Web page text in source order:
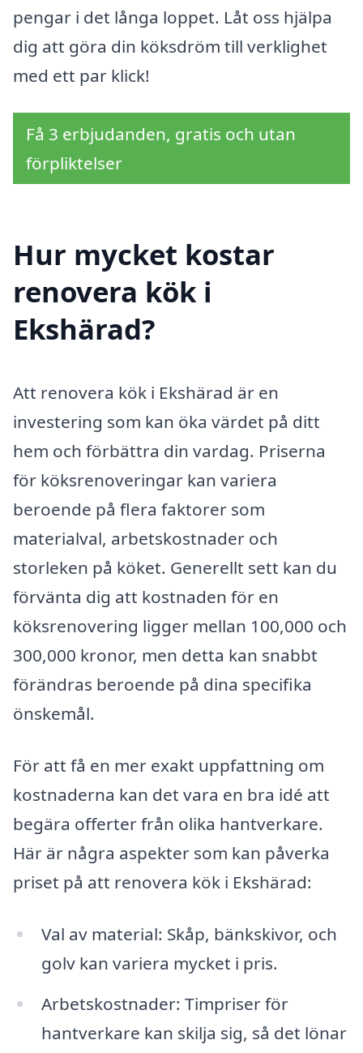
pengar i det långa loppet. Låt oss hjälpa
dig att göra din köksdröm till verklighet
med ett par klick!
Få 3 erbjudanden, gratis och utan
förpliktelser
Hur mycket kostar
renovera kök i
Ekshärad?
Att renovera kök i Ekshärad är en
investering som kan öka värdet på ditt
hem och förbättra din vardag. Priserna
för köksrenoveringar kan variera
beroende på flera faktorer som
materialval, arbetskostnader och
storleken på köket. Generellt sett kan du
förvänta dig att kostnaden för en
köksrenovering ligger mellan 100,000 och
300,000 kronor, men detta kan snabbt
förändras beroende på dina specifika
önskemål.
För att få en mer exakt uppfattning om
kostnaderna kan det vara en bra idé att
begära offerter från olika hantverkare.
Här är några aspekter som kan påverka
priset på att renovera kök i Ekshärad:
Val av material: Skåp, bänkskivor, och
golv kan variera mycket i pris.
Arbetskostnader: Timpriser för
hantverkare kan skilja sig, så det lönar